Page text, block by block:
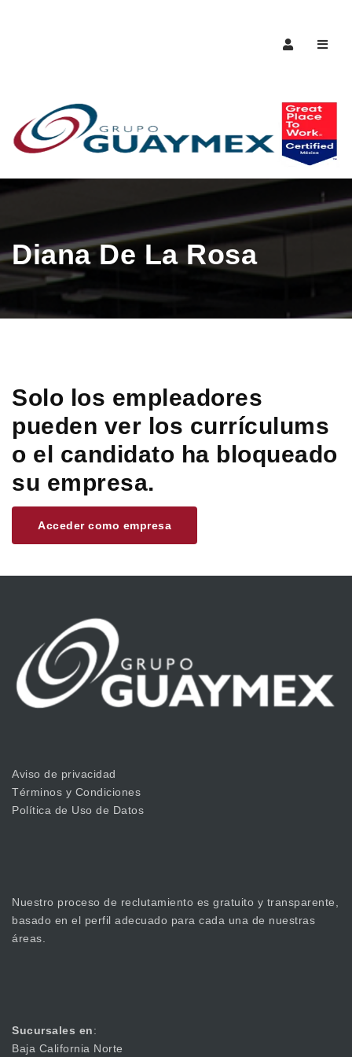
Diana De La Rosa
Solo los empleadores
pueden ver los currículums
o el candidato ha bloqueado
su empresa.
Acceder como empresa
Aviso de privacidad
Términos y Condiciones
Política de Uso de Datos
Nuestro proceso de reclutamiento es gratuito y transparente,
basado en el perfil adecuado para cada una de nuestras
áreas.
Sucursales en:
Baja California Norte